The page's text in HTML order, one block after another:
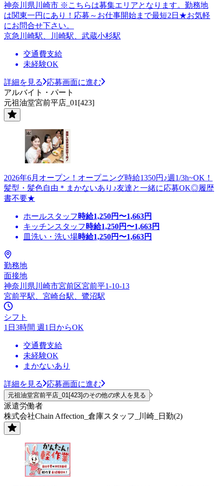
神奈川県川崎市 ※こちらは募集エリアとなります。勤務地
は関東一円にあり！応募～お仕事開始まで最短2日★お気軽
にお問合せ下さい。
京急川崎駅、川崎駅、武蔵小杉駅
交通費支給
未経験OK
詳細を見る
応募画面に進む
アルバイト・パート
元祖油堂宮前平店_01[423]
2026年6月オープン！オープニング時給1350円♪週1/3h~OK！
髪型・髪色自由＊まかないあり♪友達と一緒に応募OK◎履歴
書不要★
ホールスタッフ 時給1,250円〜1,663円
キッチンスタッフ 時給1,250円〜1,663円
皿洗い・洗い場時給1,250円〜1,663円
勤務地
面接地
神奈川県川崎市宮前区宮前平1-10-13
宮前平駅、宮崎台駅、鷺沼駅
シフト
1日3時間 週1日からOK
交通費支給
未経験OK
まかないあり
詳細を見る 応募画面に進む
元祖油堂宮前平店_01[423]のその他の求人を見る
派遣労働者
株式会社Chain Affection_倉庫スタッフ_川崎_日勤(2)